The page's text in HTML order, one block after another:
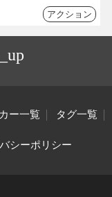
アクション
ー一覧 タグ一覧
シーポリシー